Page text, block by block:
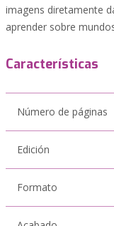
imagens diretamente
aprender sobre
Características
Número de páginas
Edición
Formato